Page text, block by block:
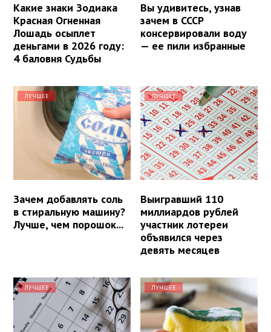
Какие знаки Зодиака
Красная Огненная
Лошадь осыплет
деньгами в 2026 году:
4 баловня Судьбы
Вы удивитесь, узнав
зачем в СССР
консервировали воду
— ее пили избранные
ЛУЧШЕЕ
Зачем добавлять соль
в стиральную машину?
Лучше, чем порошок...
ЛУЧШЕЕ
Выигравший 110
миллиардов рублей
участник лотереи
объявился через
девять месяцев
ЛУЧШЕЕ ЛУЧШЕЕ